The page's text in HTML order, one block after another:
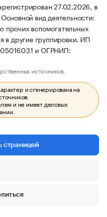
27.02.2026, в
вид деятельности:
прочих вспомогательных
в другие группировки. ИП
и ОГРНИП:
источников.
и сгенерирована на
и не имеет деловых
страницей